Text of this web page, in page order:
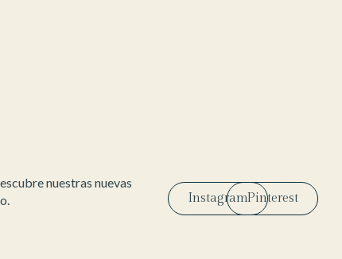
nuestras nuevas
InstagramPinterest